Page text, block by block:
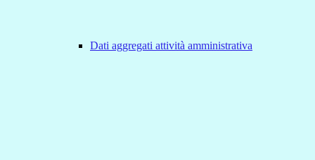
Dati aggregati attività amministrativa